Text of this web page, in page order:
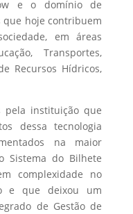
e o domínio de
que hoje contribuem
em áreas
Transportes,
Recursos Hídricos,
pela instituição que
dessa tecnologia
na maior
Sistema do Bilhete
complexidade no
e que deixou um
de Gestão de